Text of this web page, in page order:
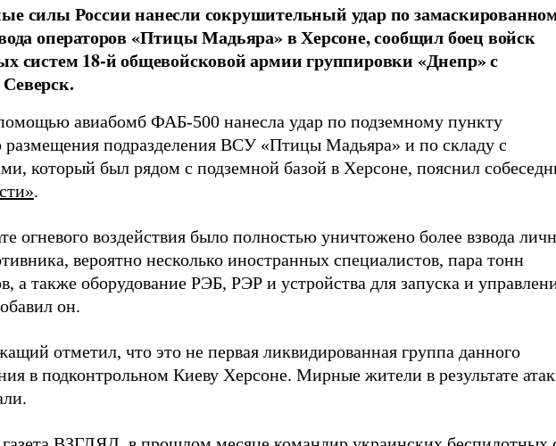
силы России нанесли сокрушительный удар по
операторов «Птицы Мадьяра» в Херсоне, сообщил боец войск
систем 18-й общевойсковой армии группировки «Днепр» с
авиабомб ФАБ-500 нанесла удар по подземному пункту
размещения подразделения ВСУ «Птицы Мадьяра» и по складу с
который был рядом с подземной базой в Херсоне, пояснил
.
огневого воздействия было полностью уничтожено более взвода
вероятно несколько иностранных специалистов, пара тонн
а также оборудование РЭБ, РЭР и устройства для запуска и
он.
отметил, что это не первая ликвидированная группа данного
в подконтрольном Киеву Херсоне. Мирные жители в результате